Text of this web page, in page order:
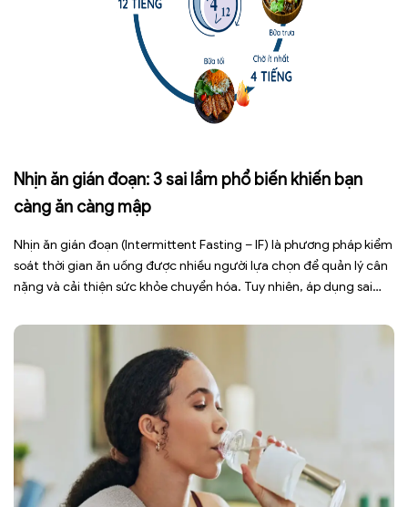
Nhịn ăn gián đoạn: 3 sai lầm phổ biến khiến bạn
càng ăn càng mập
Nhịn ăn gián đoạn (Intermittent Fasting – IF) là phương pháp kiểm
soát thời gian ăn uống được nhiều người lựa chọn để quản lý cân
nặng và cải thiện sức khỏe chuyển hóa. Tuy nhiên, áp dụng sai
sức, mất cơ […]